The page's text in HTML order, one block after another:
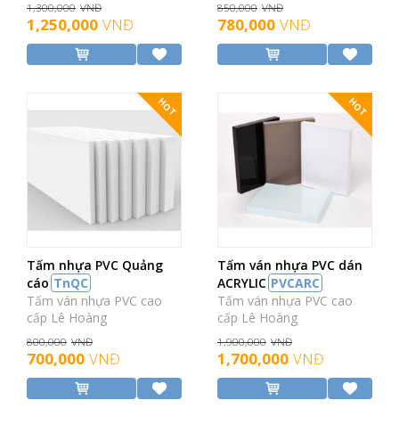
1,300,000 VNĐ
1,250,000 VNĐ
850,000 VNĐ
780,000 VNĐ
HOT
Tấm nhựa PVC Quảng
cáo TnQC
Tấm ván nhựa PVC cao
cấp Lê Hoàng
800,000 VNĐ
700,000 VNĐ
HOT
Tấm ván nhựa PVC dán
ACRYLIC PVCARC
Tấm ván nhựa PVC cao
cấp Lê Hoàng
1,900,000 VNĐ
1,700,000 VNĐ